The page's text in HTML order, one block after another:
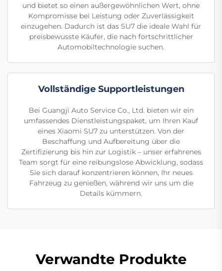
und bietet so einen außergewöhnlichen Wert, ohne
Kompromisse bei Leistung oder Zuverlässigkeit
einzugehen. Dadurch ist das SU7 die ideale Wahl für
preisbewusste Käufer, die nach fortschrittlicher
Automobiltechnologie suchen.
Vollständige Supportleistungen
Bei Guangji Auto Service Co., Ltd. bieten wir ein
umfassendes Dienstleistungspaket, um Ihren Kauf
eines Xiaomi SU7 zu unterstützen. Von der
Beschaffung und Aufbereitung über die
Zertifizierung bis hin zur Logistik – unser erfahrenes
Team sorgt für eine reibungslose Abwicklung, sodass
Sie sich darauf konzentrieren können, Ihr neues
Fahrzeug zu genießen, während wir uns um die
Details kümmern.
Verwandte Produkte